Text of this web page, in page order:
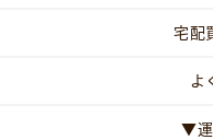
宅配
よ
▼